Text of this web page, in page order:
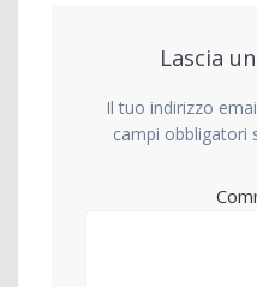
Lascia
Il tuo indirizzo
campi obbligatori